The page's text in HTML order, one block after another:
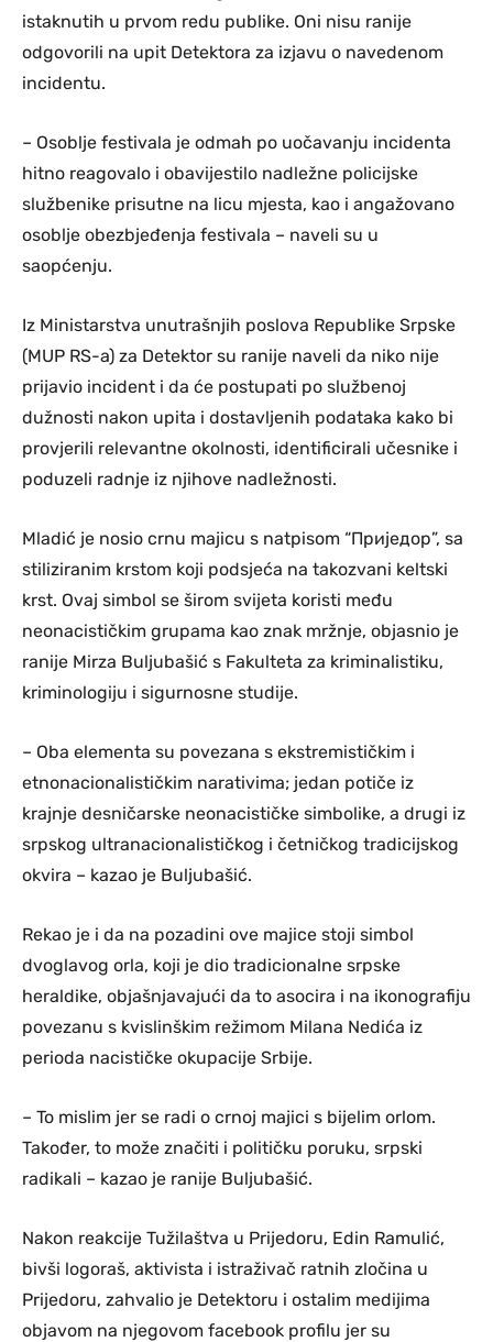
istaknutih u prvom redu publike. Oni nisu ranije
odgovorili na upit Detektora za izjavu o navedenom
incidentu.
– Osoblje festivala je odmah po uočavanju incidenta
hitno reagovalo i obavijestilo nadležne policijske
službenike prisutne na licu mjesta, kao i angažovano
osoblje obezbjeđenja festivala – naveli su u
saopćenju.
Iz Ministarstva unutrašnjih poslova Republike Srpske
(MUP RS-a) za Detektor su ranije naveli da niko nije
prijavio incident i da će postupati po službenoj
dužnosti nakon upita i dostavljenih podataka kako bi
provjerili relevantne okolnosti, identificirali učesnike i
poduzeli radnje iz njihove nadležnosti.
Mladić je nosio crnu majicu s natpisom “Приједор”, sa
stiliziranim krstom koji podsjeća na takozvani keltski
krst. Ovaj simbol se širom svijeta koristi među
neonacističkim grupama kao znak mržnje, objasnio je
ranije Mirza Buljubašić s Fakulteta za kriminalistiku,
kriminologiju i sigurnosne studije.
– Oba elementa su povezana s ekstremističkim i
etnonacionalističkim narativima; jedan potiče iz
krajnje desničarske neonacističke simbolike, a drugi iz
srpskog ultranacionalističkog i četničkog tradicijskog
okvira – kazao je Buljubašić.
Rekao je i da na pozadini ove majice stoji simbol
dvoglavog orla, koji je dio tradicionalne srpske
heraldike, objašnjavajući da to asocira i na ikonografiju
povezanu s kvislinškim režimom Milana Nedića iz
perioda nacističke okupacije Srbije.
– To mislim jer se radi o crnoj majici s bijelim orlom.
Također, to može značiti i političku poruku, srpski
radikali – kazao je ranije Buljubašić.
Nakon reakcije Tužilaštva u Prijedoru, Edin Ramulić,
bivši logoraš, aktivista i istraživač ratnih zločina u
Prijedoru, zahvalio je Detektoru i ostalim medijima
objavom na njegovom facebook profilu jer su